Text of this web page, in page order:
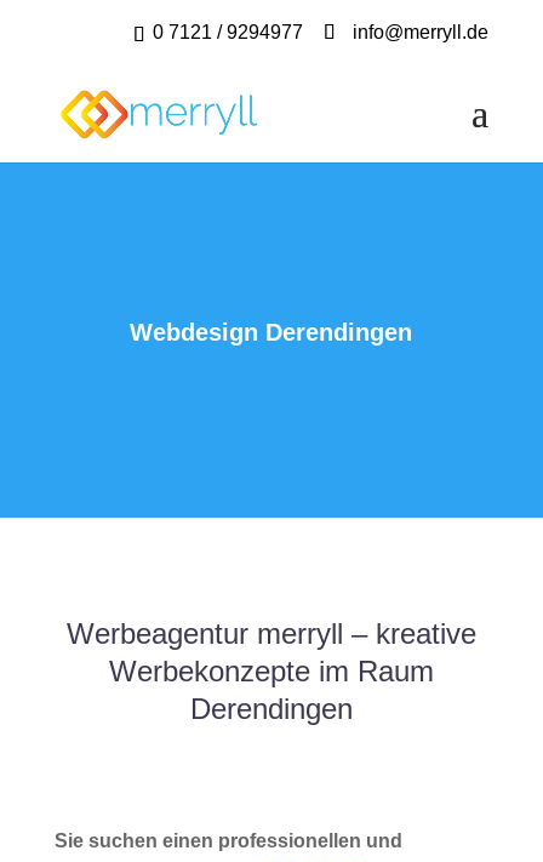
0 7121 / 9294977 info@merryll.de
Webdesign Derendingen
Werbeagentur merryll – kreative
Werbekonzepte im Raum
Derendingen
Sie suchen einen professionellen und